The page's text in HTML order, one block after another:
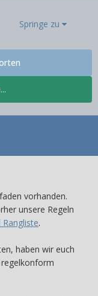
Springe zu
vorhanden.
unsere Regeln
.
haben wir euch